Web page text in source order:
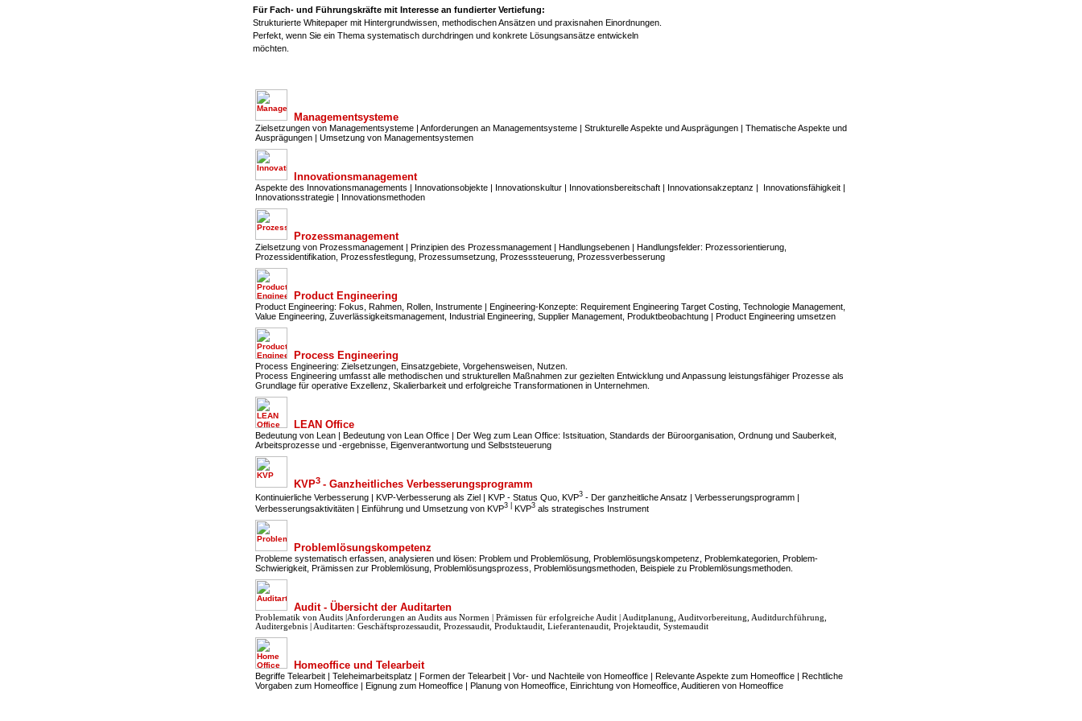
Für Fach- und Führungskräfte mit Interesse an fundierter Vertiefung:
Strukturierte Whitepaper mit Hintergrundwissen, methodischen Ansätzen und praxisnahen Einordnungen.
Perfekt, wenn Sie ein Thema systematisch durchdringen und konkrete Lösungsansätze entwickeln
möchten.
Managementsysteme
Zielsetzungen von Managementsysteme | Anforderungen an Managementsysteme | Strukturelle Aspekte und Ausprägungen | Thematische Aspekte und
Ausprägungen | Umsetzung von Managementsystemen
Innovationsmanagement
Aspekte des Innovationsmanagements | Innovationsobjekte | Innovationskultur | Innovationsbereitschaft | Innovationsakzeptanz | Innovationsfähigkeit |
Innovationsstrategie | Innovationsmethoden
Prozessmanagement
Zielsetzung von Prozessmanagement | Prinzipien des Prozessmanagement | Handlungsebenen | Handlungsfelder: Prozessorientierung,
Prozessidentifikation, Prozessfestlegung, Prozessumsetzung, Prozesssteuerung, Prozessverbesserung
Product Engineering
Product Engineering: Fokus, Rahmen, Rollen, Instrumente | Engineering-Konzepte: Requirement Engineering Target Costing, Technologie Management,
Value Engineering, Zuverlässigkeitsmanagement, Industrial Engineering, Supplier Management, Produktbeobachtung | Product Engineering umsetzen
Process Engineering
Process Engineering: Zielsetzungen, Einsatzgebiete, Vorgehensweisen, Nutzen.
Process Engineering umfasst alle methodischen und strukturellen Maßnahmen zur gezielten Entwicklung und Anpassung leistungsfähiger Prozesse als
Grundlage für operative Exzellenz, Skalierbarkeit und erfolgreiche Transformationen in Unternehmen.
LEAN Office
Bedeutung von Lean | Bedeutung von Lean Office | Der Weg zum Lean Office: Istsituation, Standards der Büroorganisation, Ordnung und Sauberkeit,
Arbeitsprozesse und -ergebnisse, Eigenverantwortung und Selbststeuerung
KVP3 - Ganzheitliches Verbesserungsprogramm
Kontinuierliche Verbesserung | KVP-Verbesserung als Ziel | KVP - Status Quo, KVP3 - Der ganzheitliche Ansatz | Verbesserungsprogramm |
Verbesserungsaktivitäten | Einführung und Umsetzung von KVP3 | KVP3 als strategisches Instrument
Problemlösungskompetenz
Probleme systematisch erfassen, analysieren und lösen: Problem und Problemlösung, Problemlösungskompetenz, Problemkategorien, Problem-
Schwierigkeit, Prämissen zur Problemlösung, Problemlösungsprozess, Problemlösungsmethoden, Beispiele zu Problemlösungsmethoden.
Audit - Übersicht der Auditarten
Problematik von Audits |Anforderungen an Audits aus Normen | Prämissen für erfolgreiche Audit | Auditplanung, Auditvorbereitung, Auditdurchführung,
Auditergebnis | Auditarten: Geschäftsprozessaudit, Prozessaudit, Produktaudit, Lieferantenaudit, Projektaudit, Systemaudit
Homeoffice und Telearbeit
Begriffe Telearbeit | Teleheimarbeitsplatz | Formen der Telearbeit | Vor- und Nachteile von Homeoffice | Relevante Aspekte zum Homeoffice | Rechtliche
Vorgaben zum Homeoffice | Eignung zum Homeoffice | Planung von Homeoffice, Einrichtung von Homeoffice, Auditieren von Homeoffice